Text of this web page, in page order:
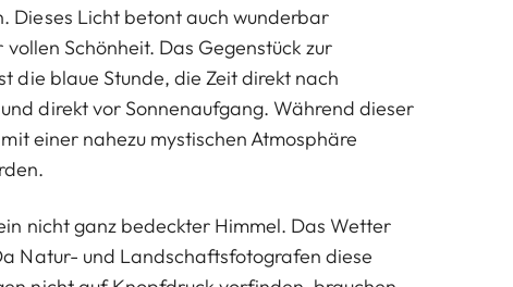
Dieses Licht betont auch wunderbar
Schönheit. Das Gegenstück zur
die blaue Stunde, die Zeit direkt nach
direkt vor Sonnenaufgang. Während dieser
einer nahezu mystischen Atmosphäre
nicht ganz bedeckter Himmel. Das Wetter
Natur- und Landschaftsfotografen diese